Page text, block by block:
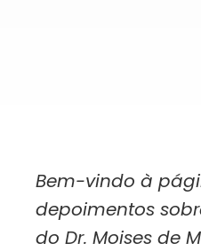
Bem-vindo à
depoimentos
do Dr. Moises de